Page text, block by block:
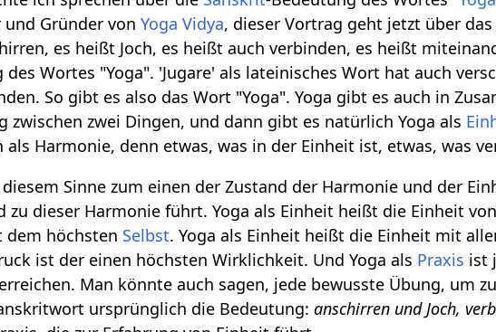
und Gründer vonYoga Vidya, dieser Vortrag geht jetzt über
es heißt Joch, es heißt auch verbinden, es heißt
des Wortes "Yoga". 'Jugare' als lateinisches Wort hat auch
So gibt es also das Wort "Yoga". Yoga gibt es auch in
zwischen zwei Dingen, und dann gibt es natürlich Yoga als
als Harmonie, denn etwas, was in der Einheit ist, etwas, was
Sinne zum einen der Zustand der Harmonie und der
zu dieser Harmonie führt. Yoga als Einheit heißt die Einheit von
dem höchsten Selbst. Yoga als Einheit heißt die Einheit mit
ist der einen höchsten Wirklichkeit. Und Yoga als Praxis ist
Man könnte auch sagen, jede bewusste Übung, um
ursprünglich die Bedeutung:anschirren und Joch,